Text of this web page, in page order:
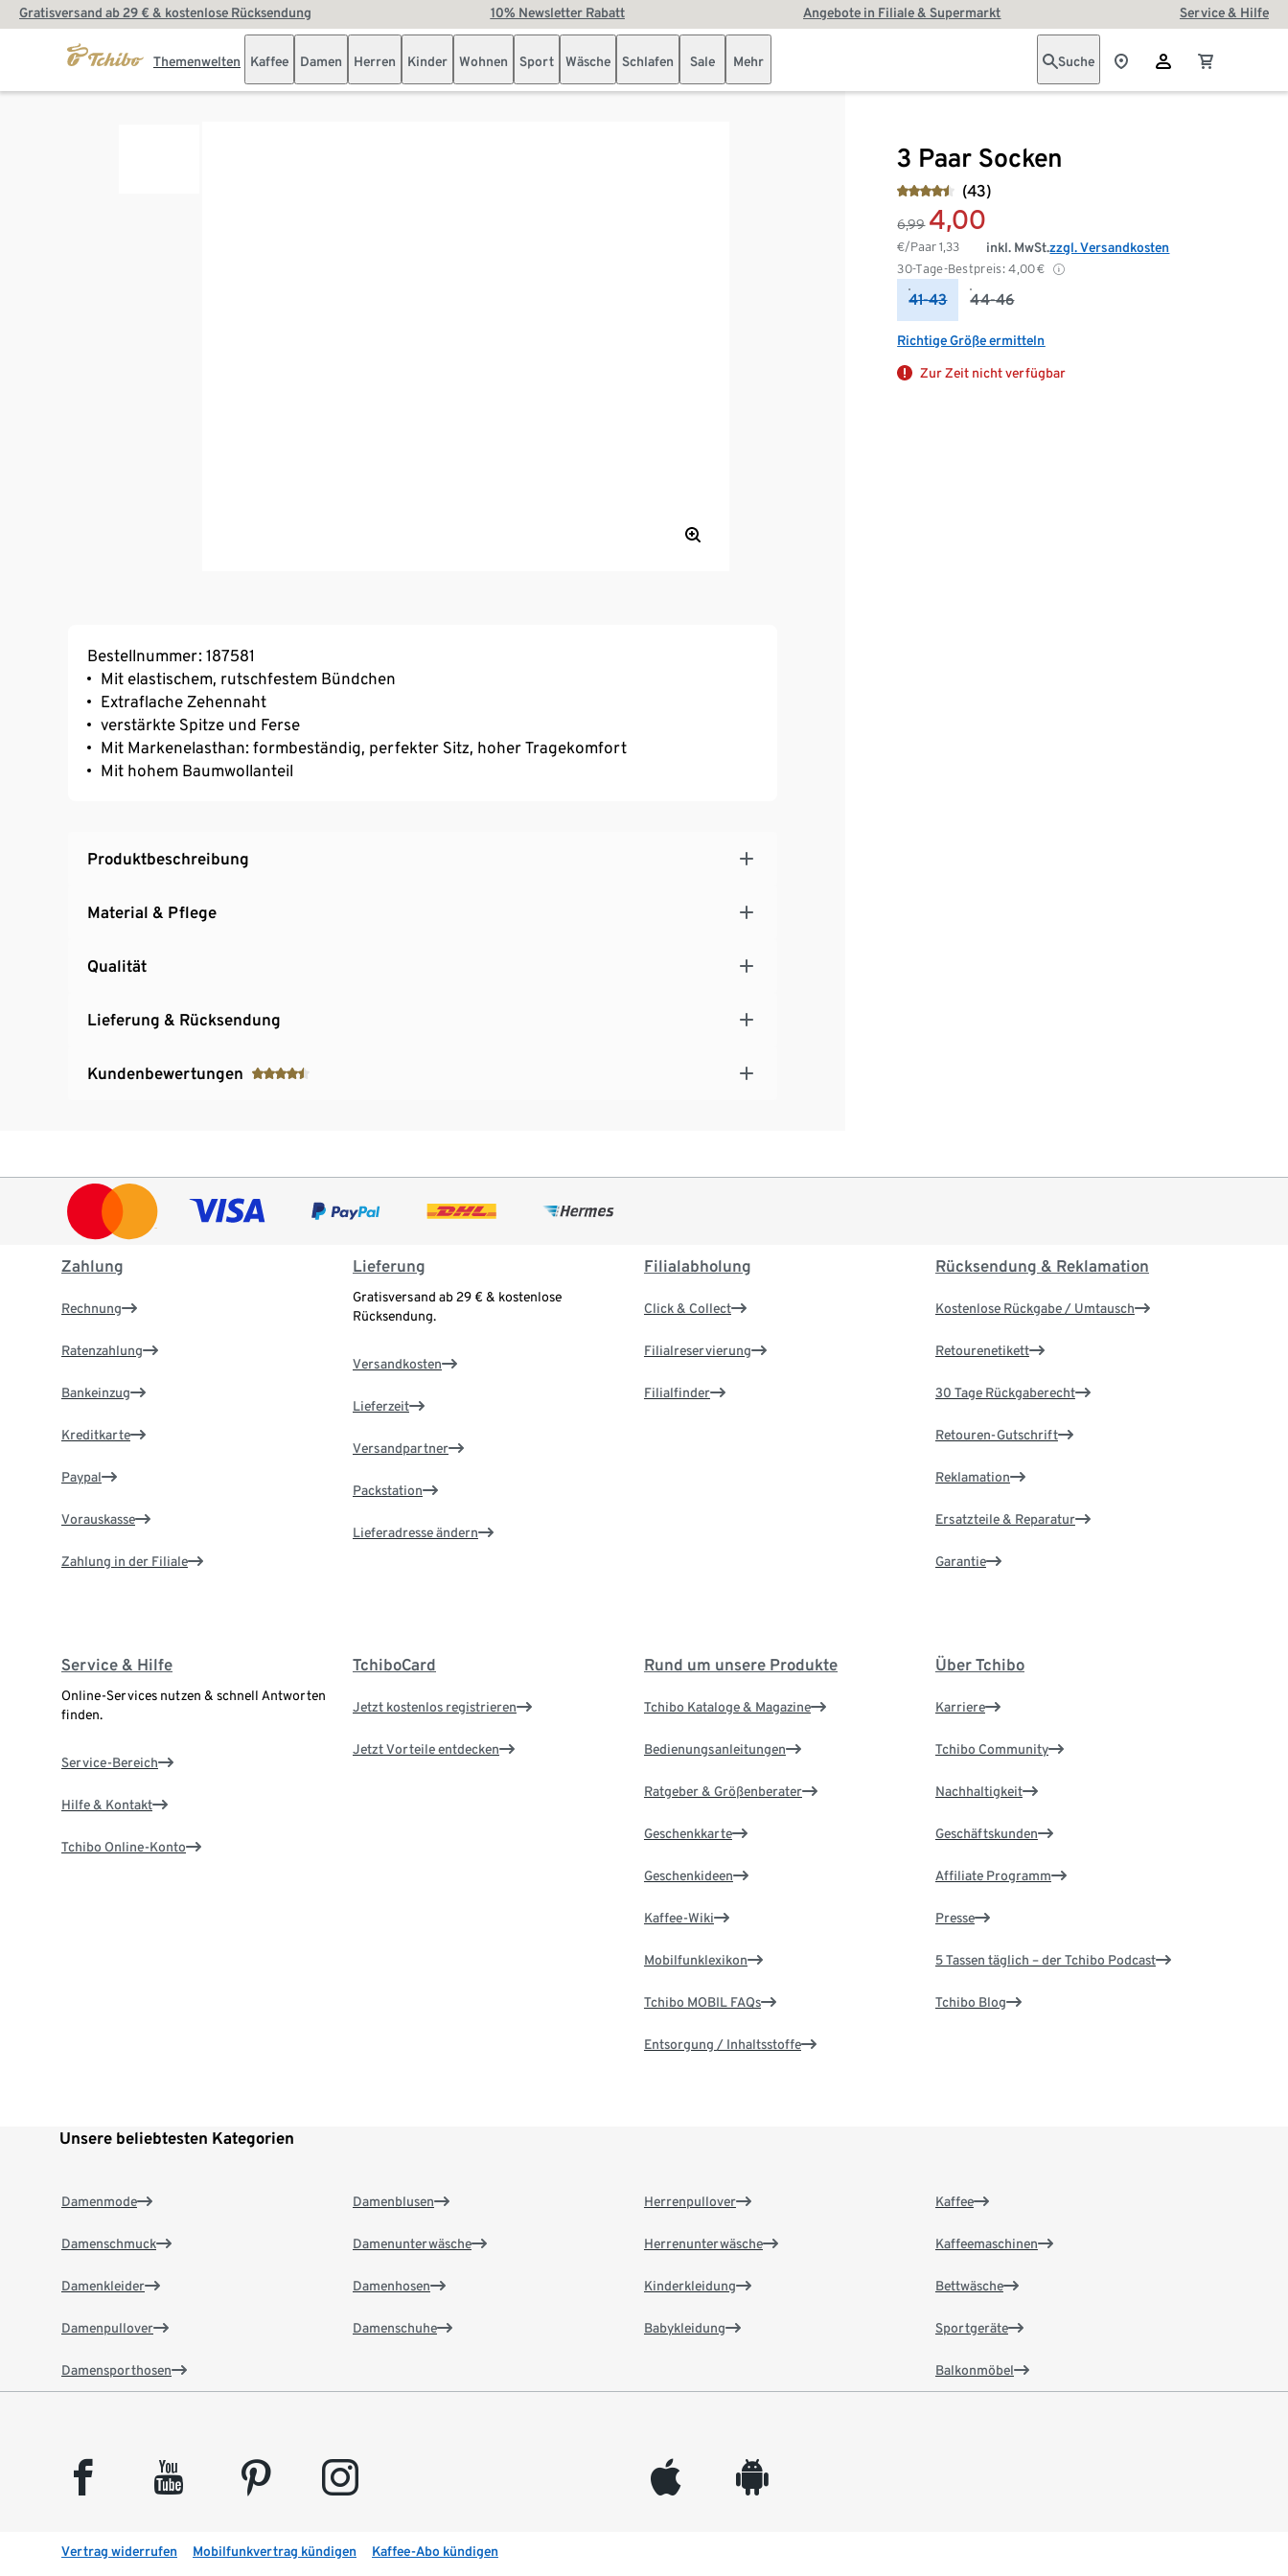
Gratisversand ab 29 € & kostenlose Rücksendung 10% Newsletter Rabatt Angebote in Filiale & Supermarkt Service & Hilfe
Themenwelten Kaffee Damen Herren Kinder Wohnen Sport Wäsche Schlafen Sale Mehr Suche
3 Paar Socken
(43)
6,99 4,00
€/Paar1,33
30-Tage-Bestpreis: 4,00€
inkl. MwSt.zzgl. Versandkosten
41-43 44-46
Richtige Größe ermitteln
Zur Zeit nicht verfügbar
Bestellnummer: 187581
Mit elastischem, rutschfestem Bündchen
Extraflache Zehennaht
verstärkte Spitze und Ferse
Mit Markenelasthan: formbeständig, perfekter Sitz, hoher Tragekomfort
Mit hohem Baumwollanteil
Produktbeschreibung
Material & Pflege
Qualität
Lieferung & Rücksendung
Kundenbewertungen
Zahlung
Rechnung
Ratenzahlung
Bankeinzug
Kreditkarte
Paypal
Vorauskasse
Zahlung in der Filiale
Lieferung
Gratisversand ab 29 € & kostenlose
Rücksendung.
Versandkosten
Lieferzeit
Versandpartner
Packstation
Lieferadresse ändern
Filialabholung
Click & Collect
Filialreservierung
Filialfinder
Rücksendung & Reklamation
Kostenlose Rückgabe / Umtausch
Retourenetikett
30 Tage Rückgaberecht
Retouren-Gutschrift
Reklamation
Ersatzteile & Reparatur
Garantie
Service & Hilfe
Online-Services nutzen & schnell Antworten
finden.
Service-Bereich
Hilfe & Kontakt
Tchibo Online-Konto
TchiboCard
Jetzt kostenlos registrieren
Jetzt Vorteile entdecken
Rund um unsere Produkte
Tchibo Kataloge & Magazine
Bedienungsanleitungen
Ratgeber & Größenberater
Geschenkkarte
Geschenkideen
Kaffee-Wiki
Mobilfunklexikon
Tchibo MOBIL FAQs
Entsorgung / Inhaltsstoffe
Über Tchibo
Karriere
Tchibo Community
Nachhaltigkeit
Geschäftskunden
Affiliate Programm
Presse
5 Tassen täglich – der Tchibo Podcast
Tchibo Blog
Unsere beliebtesten Kategorien
Damenmode
Damenschmuck
Damenkleider
Damenpullover
Damensporthosen
Damenblusen
Damenunterwäsche
Damenhosen
Damenschuhe
Herrenpullover
Herrenunterwäsche
Kinderkleidung
Babykleidung
Kaffee
Kaffeemaschinen
Bettwäsche
Sportgeräte
Balkonmöbel
facebook youtube pinterest instagram appleinc android
Vertrag widerrufen Mobilfunkvertrag kündigen Kaffee-Abo kündigen